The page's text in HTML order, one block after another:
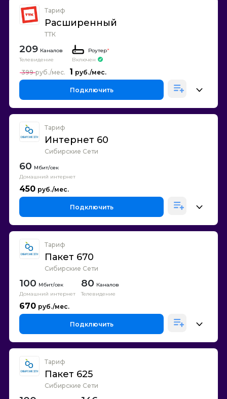
Тариф
Расширенный
ТТК
209 Каналов
Телевидение
Роутер*
Включен
1
399
Подключить
Тариф
Интернет 60
Сибирские Сети
60
Домашний интернет
450
Подключить
Тариф
Пакет 670
Сибирские Сети
100
Домашний интернет
80 Каналов
Телевидение
670
Подключить
Тариф
Пакет 625
Сибирские Сети